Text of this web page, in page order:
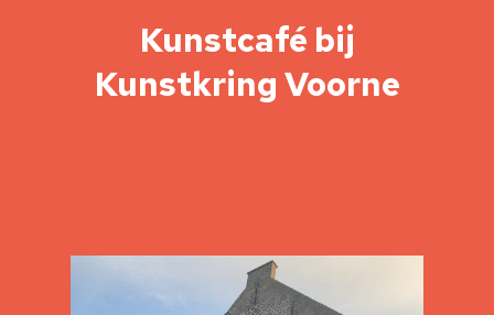
Kunstcafé bij
Kunstkring Voorne